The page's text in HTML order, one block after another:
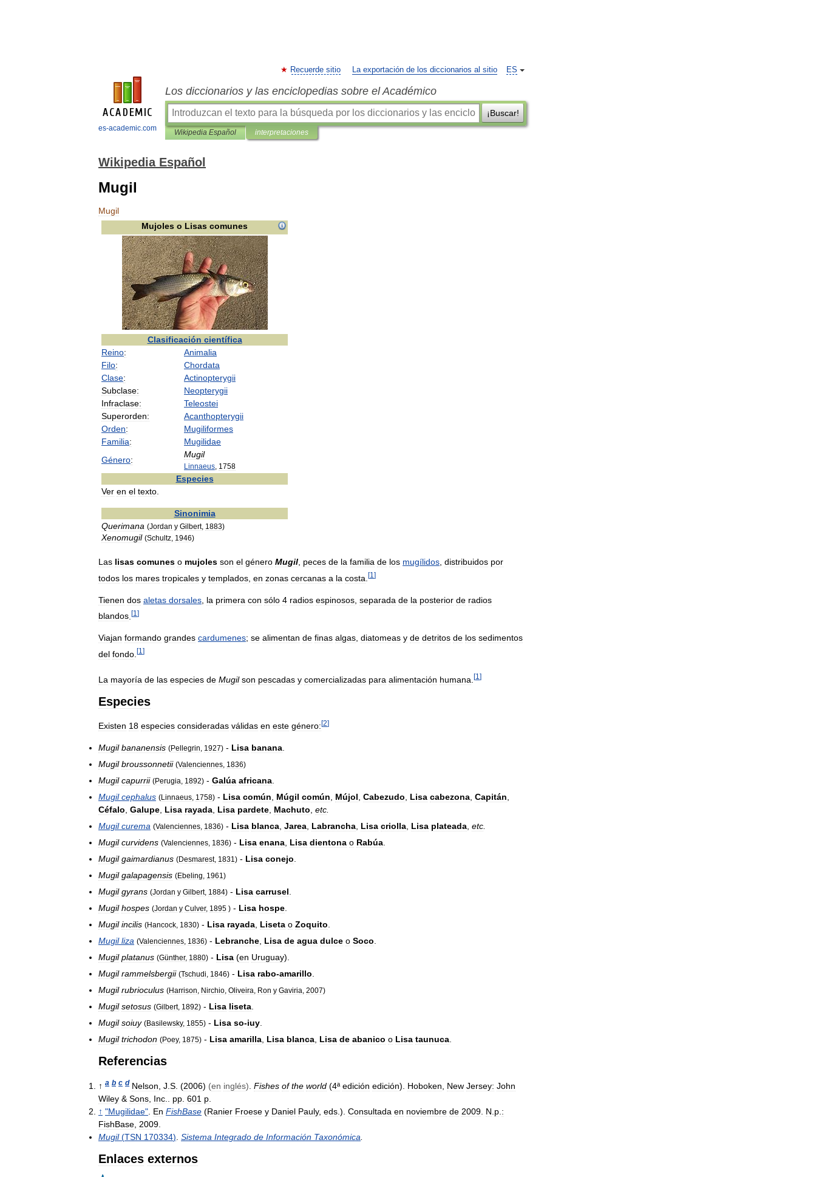
es-academic.com
ES
Recuerde sitio La exportación de los diccionarios al sitio
Los diccionarios y las enciclopedias sobre el Académico
¡Buscar!
Wikipedia Español interpretaciones
Wikipedia Español
Mugil
Mugil
Mujoles o Lisas comunes
Clasificación científica
Reino:
Animalia
Filo:
Chordata
Clase:
Actinopterygii
Subclase:
Neopterygii
Infraclase:
Teleostei
Superorden:
Acanthopterygii
Orden:
Mugiliformes
Familia:
Mugilidae
Género:
Mugil
Linnaeus 1758
Especies
Ver en el texto
Sinonimia
Querimana (Jordan y Gilbert, 1883)
Xenomugil (Schultz 1946)
Las lisas comunes o mujoles son el género Mugil peces de la familia de los mugílidos distribuidos por
todos los mares tropicales y templados en zonas cercanas a la costa [1 ]
Tienen dos aletas dorsales la primera con sólo 4 radios espinosos separada de la posterior de radios
blandos [1 ]
Viajan formando grandes cardumenes; se alimentan de finas algas, diatomeas y de detritos de los sedimentos
del fondo [1 ]
La mayoría de las especies de Mugil son pescadas y comercializadas para alimentación humana [1 ]
Especies
Existen 18 especies consideradas válidas en este género:[2]
Mugil bananensis (Pellegrin 1927) - Lisa banana.
Mugil broussonnetii (Valenciennes 1836)
Mugil capurrii (Perugia 1892) - Galúa africana.
Mugil cephalus ( Linnaeus 1758) - Lisa común, Múgil común, Mújol, Cabezudo, Lisa cabezona, Capitán,
Céfalo, Galupe, Lisa rayada, Lisa pardete, Machuto, etc.
Mugil curema (Valenciennes 1836) - Lisa blanca, Jarea, Labrancha, Lisa criolla, Lisa plateada, etc.
Mugil curvidens (Valenciennes 1836) - Lisa enana, Lisa dientona o Rabúa.
Mugil gaimardianus (Desmarest, 1831 ) - Lisa conejo.
Mugil galapagensis (Ebeling 1961 )
Mugil gyrans (Jordan y Gilbert, 1884) - Lisa carrusel.
Mugil hospes (Jordan y Culver, 1895 ) - Lisa hospe.
Mugil incilis (Hancock 1830) - Lisa rayada, Liseta o Zoquito.
Mugil liza (Valenciennes 1836) - Lebranche, Lisa de agua dulce o Soco.
Mugil platanus (Günther, 1880) - Lisa (en Uruguay).
Mugil rammelsbergii (Tschudi 1846) - Lisa rabo-amarillo.
Mugil rubrioculus (Harrison Nirchio Oliveira Ron y Gaviria 2007)
Mugil setosus (Gilbert, 1892) - Lisa liseta.
Mugil soiuy (Basilewsky, 1855) - Lisa so-iuy.
Mugil trichodon (Poey, 1875) - Lisa amarilla, Lisa blanca, Lisa de abanico o Lisa taunuca.
Referencias
↑ a b c d Nelson J S . (2006) (en inglés) Fishes of the world (4ª edición edición). Hoboken New Jersey: John
Wiley & Sons Inc pp 601 p
↑ "Mugilidae" En FishBase (Ranier Froese y Daniel Pauly, eds .). Consultada en noviembre de 2009 N p :
FishBase 2009
Mugil(TSN 170334) Sistema Integrado de Información Taxonómica
Enlaces externos